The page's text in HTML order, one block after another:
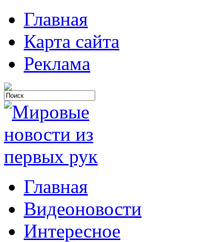
Главная
Карта сайта
Реклама
Главная
Видеоновости
Интересное